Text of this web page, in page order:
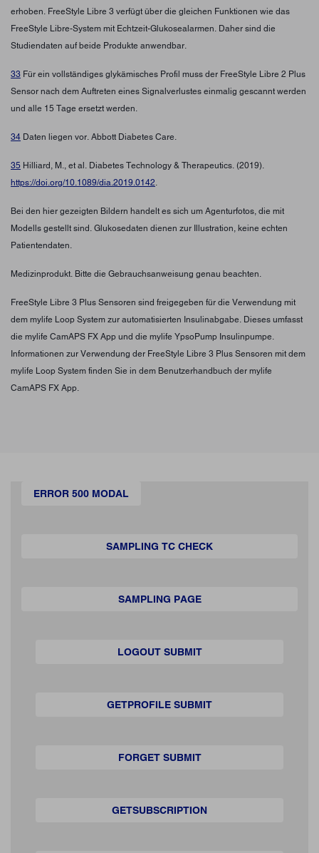
erhoben. FreeStyle Libre 3 verfügt über die gleichen Funktionen wie das
FreeStyle Libre-System mit Echtzeit-Glukosealarmen. Daher sind die
Studiendaten auf beide Produkte anwendbar.
33 Für ein vollständiges glykämisches Profil muss der FreeStyle Libre 2 Plus
Sensor nach dem Auftreten eines Signalverlustes einmalig gescannt werden
und alle 15 Tage ersetzt werden.
34 Daten liegen vor. Abbott Diabetes Care.
35 Hilliard, M., et al. Diabetes Technology & Therapeutics. (2019).
https://doi.org/10.1089/dia.2019.0142.
Bei den hier gezeigten Bildern handelt es sich um Agenturfotos, die mit
Modells gestellt sind. Glukosedaten dienen zur Illustration, keine echten
Patientendaten.
Medizinprodukt. Bitte die Gebrauchsanweisung genau beachten.
FreeStyle Libre 3 Plus Sensoren sind freigegeben für die Verwendung mit
dem mylife Loop System zur automatisierten Insulinabgabe. Dieses umfasst
die mylife CamAPS FX App und die mylife YpsoPump Insulinpumpe.
Informationen zur Verwendung der FreeStyle Libre 3 Plus Sensoren mit dem
mylife Loop System finden Sie in dem Benutzerhandbuch der mylife
CamAPS FX App.
ERROR 500 MODAL
SAMPLING TC CHECK
SAMPLING PAGE
LOGOUT SUBMIT
GETPROFILE SUBMIT
FORGET SUBMIT
GETSUBSCRIPTION